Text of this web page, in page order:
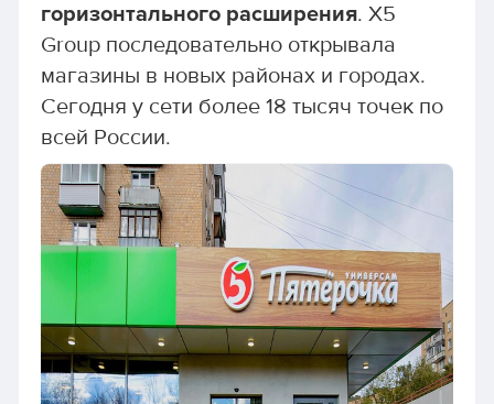
горизонтального расширения. X5
Group последовательно открывала
магазины в новых районах и городах.
Сегодня у сети более 18 тысяч точек по
всей России.